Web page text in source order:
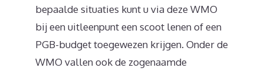
bepaalde situaties kunt u via deze WMO
bij een uitleenpunt een scoot lenen of een
PGB-budget toegewezen krijgen. Onder de
WMO vallen ook de zogenaamde